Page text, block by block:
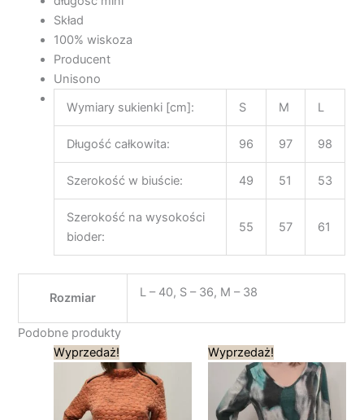
Skład
100% wiskoza
Producent
Unisono
Wymiary sukienki [cm]:
S M L
Długość całkowita: 96 97 98
Szerokość w biuście: 49 51 53
Szerokość na wysokości
bioder:
55 57 61
Rozmiar L – 40, S – 36, M – 38
Podobne produkty
Wyprzedaż!Pierwotna
cena
wynosiła:
239,00 zł.
cena
wynosi:
120,00 zł.
Wyprzedaż!Pierwotna
cena
wynosiła:
189,00 zł.
cena
wynosi:
95,00 zł.